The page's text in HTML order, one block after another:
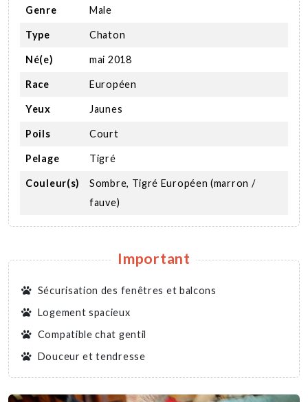
Genre Male
Type Chaton
Né(e) mai 2018
Race Européen
Yeux Jaunes
Poils Court
Pelage Tigré
Couleur(s)
Sombre, Tigré Européen (marron /
fauve)
Important
Sécurisation des fenêtres et balcons
Logement spacieux
Compatible chat gentil
Douceur et tendresse